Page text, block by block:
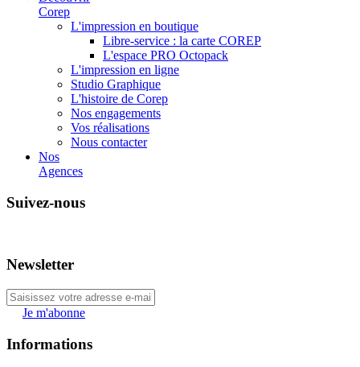
Corep
L'impression en boutique
Libre-service : la carte COREP
L'espace PRO Octopack
L'impression en ligne
Studio Graphique
L'histoire de Corep
Nos engagements
Vos réalisations
Nous contacter
Nos
Agences
Suivez-nous
Newsletter
Je m'abonne
Informations